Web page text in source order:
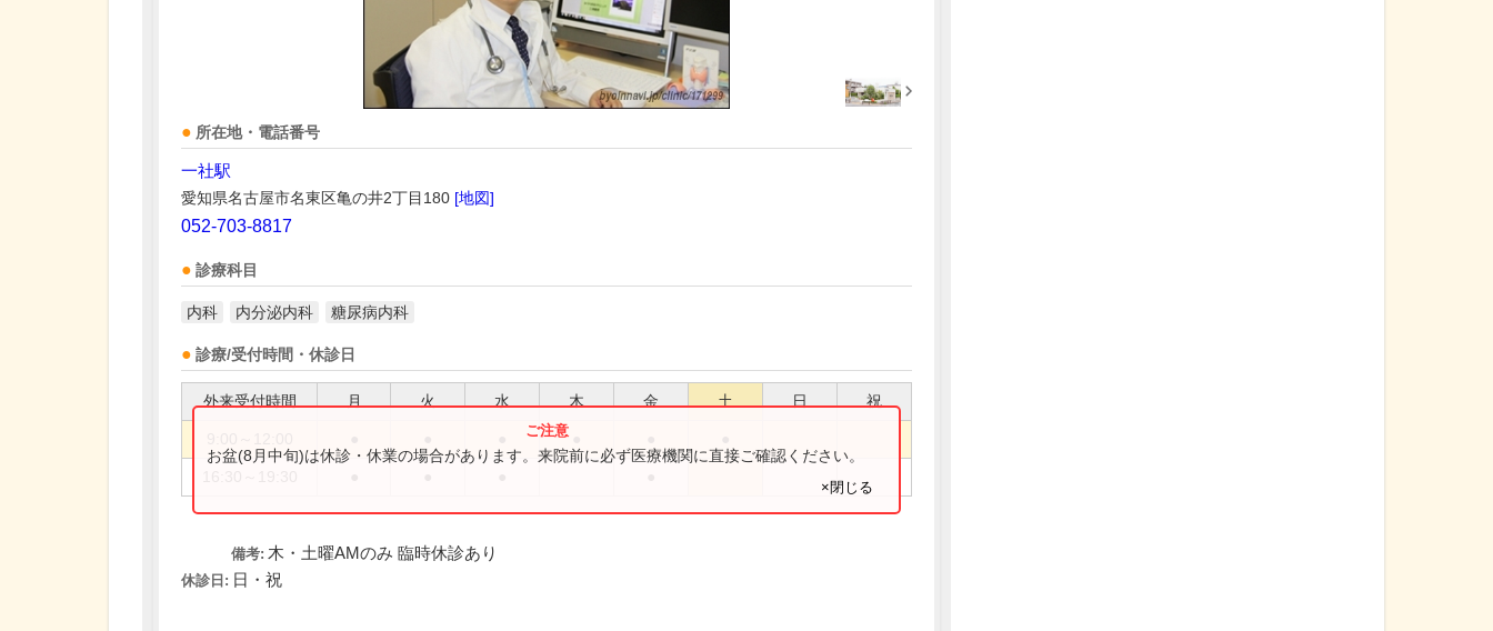
所在地・電話番号
一社駅
愛知県名古屋市名東区亀の井2丁目180 [地図]
052-703-8817
診療科目
内科 内分泌内科 糖尿病内科
診療/受付時間・休診日
外来受付時間 月 火 水 木 金 土 日 祝
お盆(8月中旬)は休診・休業の場合があります。来院前に必ず医療機関に直接ご確認ください。
×閉じる
備考: 木・土曜AMのみ 臨時休診あり
休診日: 日・祝